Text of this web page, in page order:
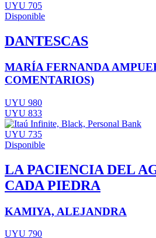
UYU 705
Disponible
DANTESCAS
MARÍA FERNANDA
COMENTARIOS)
UYU 980
UYU 833
UYU 735
Disponible
LA PACIENCIA DEL
CADA PIEDRA
KAMIYA, ALEJANDRA
UYU 790